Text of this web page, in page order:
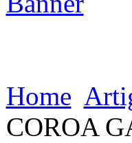
Home
COROA